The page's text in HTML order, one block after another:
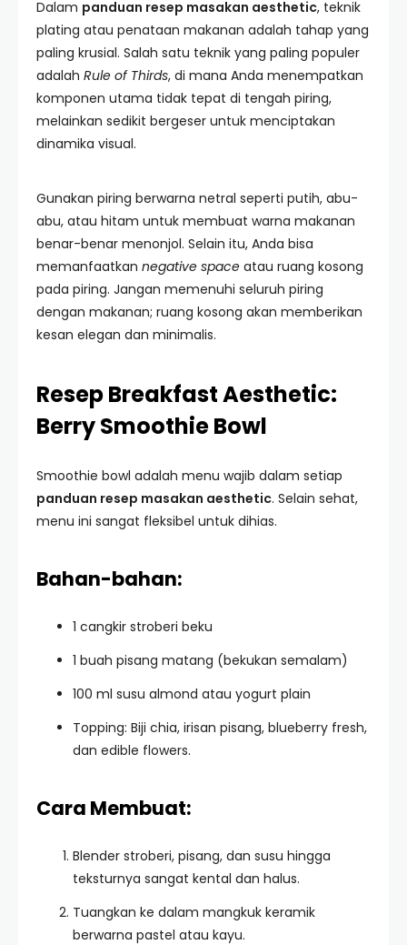
Dalam panduan resep masakan aesthetic, teknik
plating atau penataan makanan adalah tahap yang
paling krusial. Salah satu teknik yang paling populer
adalah Rule of Thirds, di mana Anda menempatkan
komponen utama tidak tepat di tengah piring,
melainkan sedikit bergeser untuk menciptakan
dinamika visual.
Gunakan piring berwarna netral seperti putih, abu-
abu, atau hitam untuk membuat warna makanan
benar-benar menonjol. Selain itu, Anda bisa
memanfaatkan negative space atau ruang kosong
pada piring. Jangan memenuhi seluruh piring
dengan makanan; ruang kosong akan memberikan
kesan elegan dan minimalis.
Resep Breakfast Aesthetic:
Berry Smoothie Bowl
Smoothie bowl adalah menu wajib dalam setiap
panduan resep masakan aesthetic. Selain sehat,
menu ini sangat fleksibel untuk dihias.
Bahan-bahan:
1 cangkir stroberi beku
1 buah pisang matang (bekukan semalam)
100 ml susu almond atau yogurt plain
Topping: Biji chia, irisan pisang, blueberry fresh,
dan edible flowers.
Cara Membuat:
Blender stroberi, pisang, dan susu hingga
teksturnya sangat kental dan halus.
Tuangkan ke dalam mangkuk keramik
berwarna pastel atau kayu.